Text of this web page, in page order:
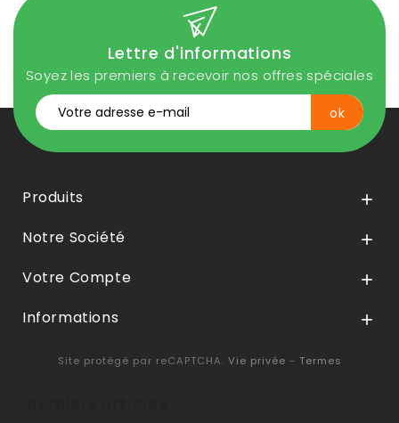
Lettre d'informations
Soyez les premiers à recevoir nos offres spéciales
Produits 
Notre Société 
Votre Compte 
Informations 
Site protégé par reCAPTCHA. Vie privée - Termes